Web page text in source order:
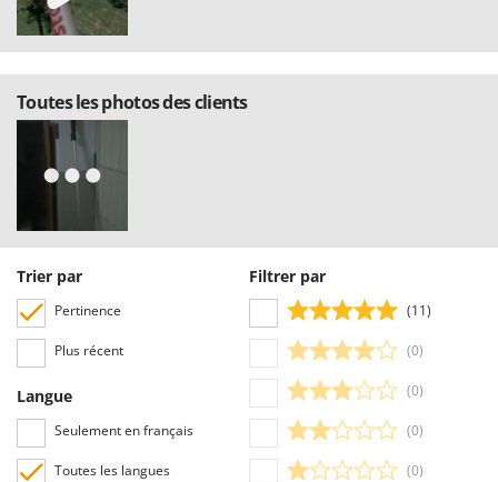
Toutes les photos des clients
Trier par
Pertinence
Plus récent
Langue
Seulement en français
Toutes les langues
Filtrer par
(11)
(0)
(0)
(0)
(0)